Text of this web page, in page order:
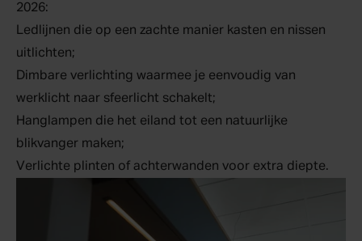
2026:
Ledlijnen die op een zachte manier kasten en nissen
uitlichten;
Dimbare verlichting waarmee je eenvoudig van
werklicht naar sfeerlicht schakelt;
Hanglampen die het eiland tot een natuurlijke
blikvanger maken;
Verlichte plinten of achterwanden voor extra diepte.